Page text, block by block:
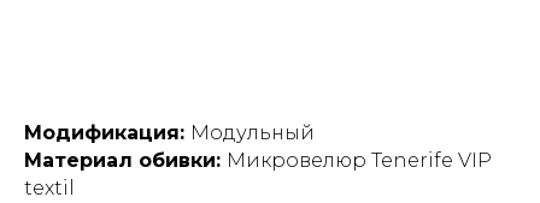
Модификация: Модульный
Материал обивки: Микровелюр Tenerife VIP
textil